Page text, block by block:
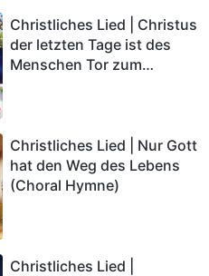
Christliches Lied | Christus
der letzten Tage ist des
Menschen Tor zum
Christliches Lied | Nur Gott
hat den Weg des Lebens
(Choral Hymne)
Christliches Lied |